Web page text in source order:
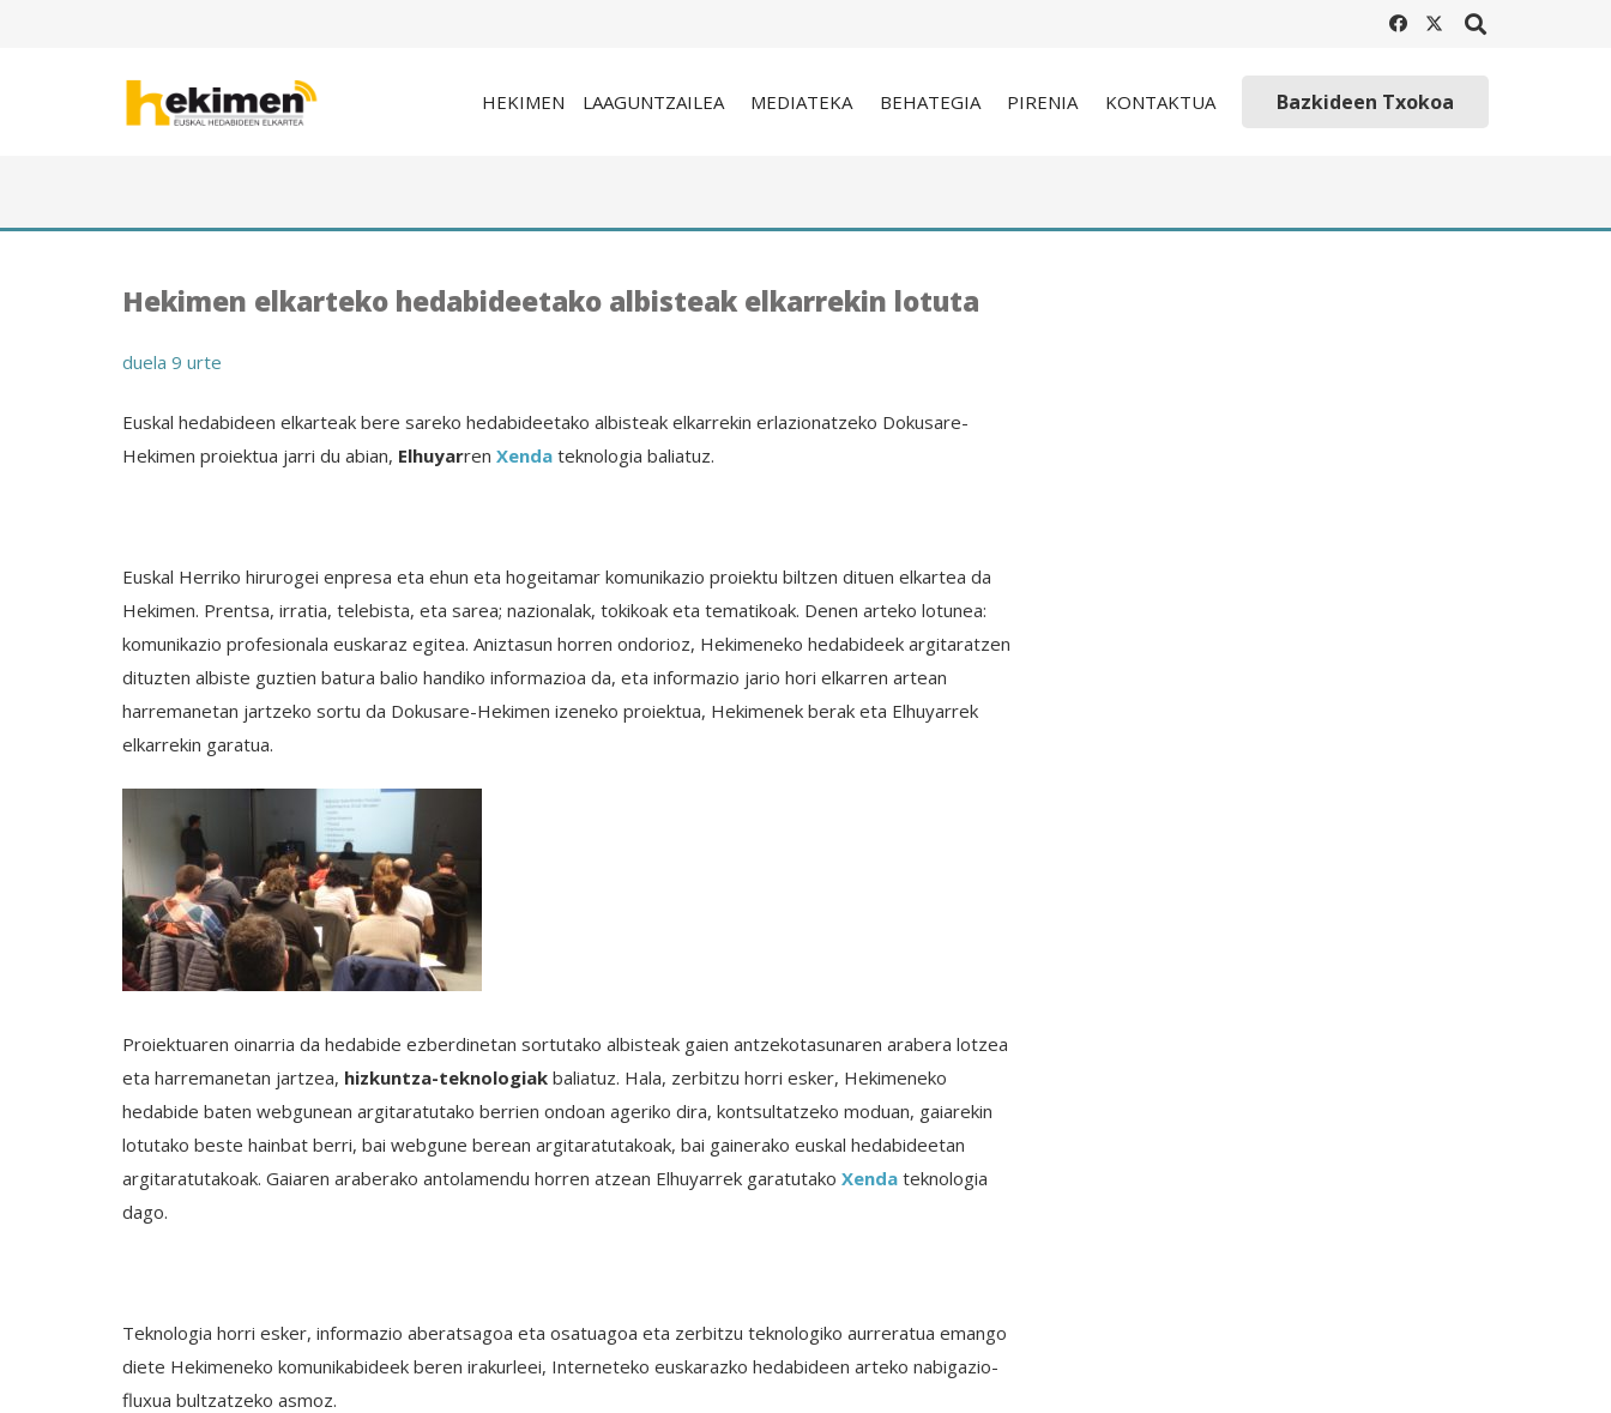
HEKIMEN LAAGUNTZAILEA MEDIATEKA BEHATEGIA PIRENIA KONTAKTUA Bazkideen Txokoa
Hekimen elkarteko hedabideetako albisteak elkarrekin lotuta
duela 9 urte
Euskal hedabideen elkarteak bere sareko hedabideetako albisteak elkarrekin erlazionatzeko Dokusare-
Hekimen proiektua jarri du abian, Elhuyarren Xenda teknologia baliatuz.
Euskal Herriko hirurogei enpresa eta ehun eta hogeitamar komunikazio proiektu biltzen dituen elkartea da
Hekimen. Prentsa, irratia, telebista, eta sarea; nazionalak, tokikoak eta tematikoak. Denen arteko lotunea:
komunikazio profesionala euskaraz egitea. Aniztasun horren ondorioz, Hekimeneko hedabideek argitaratzen
dituzten albiste guztien batura balio handiko informazioa da, eta informazio jario hori elkarren artean
harremanetan jartzeko sortu da Dokusare-Hekimen izeneko proiektua, Hekimenek berak eta Elhuyarrek
elkarrekin garatua.
Proiektuaren oinarria da hedabide ezberdinetan sortutako albisteak gaien antzekotasunaren arabera lotzea
eta harremanetan jartzea, hizkuntza-teknologiak baliatuz. Hala, zerbitzu horri esker, Hekimeneko
hedabide baten webgunean argitaratutako berrien ondoan ageriko dira, kontsultatzeko moduan, gaiarekin
lotutako beste hainbat berri, bai webgune berean argitaratutakoak, bai gainerako euskal hedabideetan
argitaratutakoak. Gaiaren araberako antolamendu horren atzean Elhuyarrek garatutako Xenda teknologia
dago.
Teknologia horri esker, informazio aberatsagoa eta osatuagoa eta zerbitzu teknologiko aurreratua emango
diete Hekimeneko komunikabideek beren irakurleei, Interneteko euskarazko hedabideen arteko nabigazio-
fluxua bultzatzeko asmoz.